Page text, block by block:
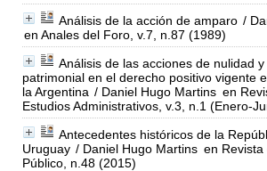
Análisis de la acción de amparo /
en Anales del Foro, v.7, n.87 (1989)
Análisis de las acciones de nulidad
patrimonial en el derecho positivo vigente
la Argentina / Daniel Hugo Martins en
Estudios Administrativos, v.3, n.1 (Enero-
Antecedentes históricos de la
Uruguay / Daniel Hugo Martins en
Público, n.48 (2015)